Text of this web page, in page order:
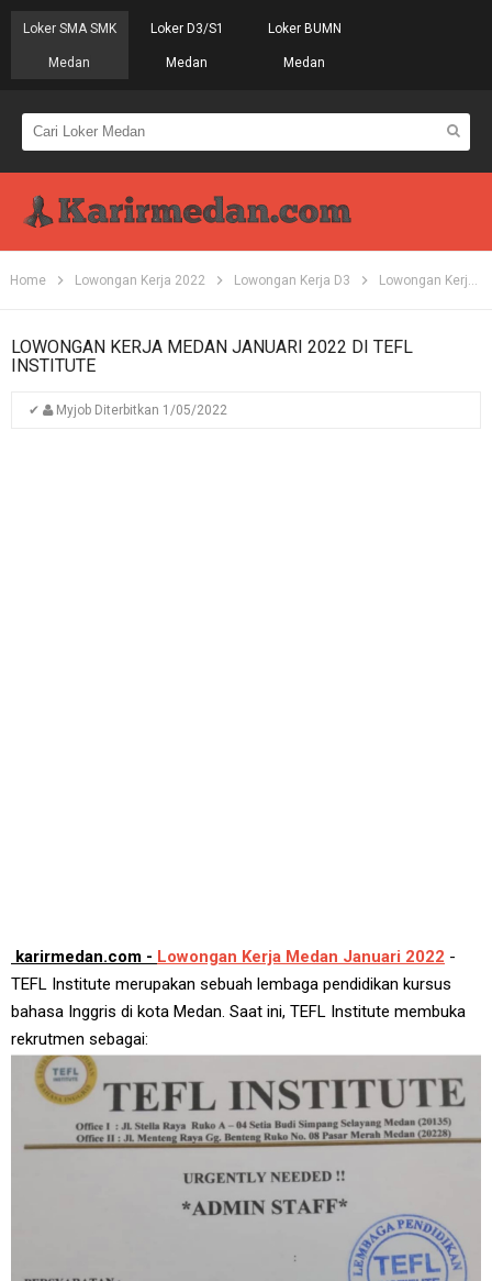
Loker SMA SMK
Medan
Loker D3/S1
Medan
Loker BUMN
Medan
Home Lowongan Kerja 2022 Lowongan Kerja D3 Lowongan Kerja Medan
LOWONGAN KERJA MEDAN JANUARI 2022 DI TEFL
INSTITUTE
✔ Myjob Diterbitkan 1/05/2022
karirmedan.com - Lowongan Kerja Medan Januari 2022 -
TEFL Institute merupakan sebuah lembaga pendidikan kursus
bahasa Inggris di kota Medan. Saat ini, TEFL Institute membuka
rekrutmen sebagai: